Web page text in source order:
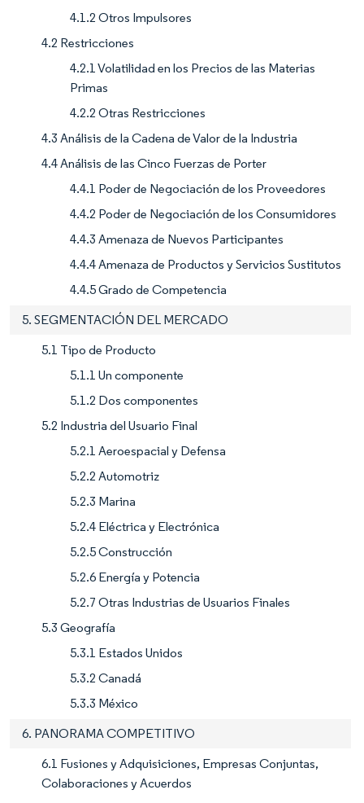
4.1.2 Otros Impulsores
4.2 Restricciones
4.2.1 Volatilidad en los Precios de las Materias
Primas
4.2.2 Otras Restricciones
4.3 Análisis de la Cadena de Valor de la Industria
4.4 Análisis de las Cinco Fuerzas de Porter
4.4.1 Poder de Negociación de los Proveedores
4.4.2 Poder de Negociación de los Consumidores
4.4.3 Amenaza de Nuevos Participantes
4.4.4 Amenaza de Productos y Servicios Sustitutos
4.4.5 Grado de Competencia
5. SEGMENTACIÓN DEL MERCADO
5.1 Tipo de Producto
5.1.1 Un componente
5.1.2 Dos componentes
5.2 Industria del Usuario Final
5.2.1 Aeroespacial y Defensa
5.2.2 Automotriz
5.2.3 Marina
5.2.4 Eléctrica y Electrónica
5.2.5 Construcción
5.2.6 Energía y Potencia
5.2.7 Otras Industrias de Usuarios Finales
5.3 Geografía
5.3.1 Estados Unidos
5.3.2 Canadá
5.3.3 México
6. PANORAMA COMPETITIVO
6.1 Fusiones y Adquisiciones, Empresas Conjuntas,
Colaboraciones y Acuerdos